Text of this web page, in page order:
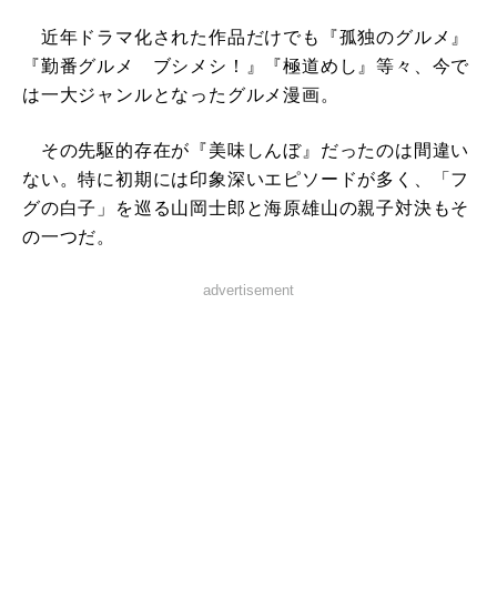
近年ドラマ化された作品だけでも『孤独のグルメ』
『勤番グルメ ブシメシ！』『極道めし』等々、今で
は一大ジャンルとなったグルメ漫画。
その先駆的存在が『美味しんぼ』だったのは間違い
ない。特に初期には印象深いエピソードが多く、「フ
グの白子」を巡る山岡士郎と海原雄山の親子対決もそ
の一つだ。
advertisement